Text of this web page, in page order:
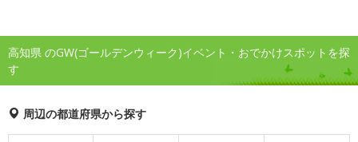
高知県 のGW(ゴールデンウィーク)イベント・おでかけスポットを探
す
周辺の都道府県から探す